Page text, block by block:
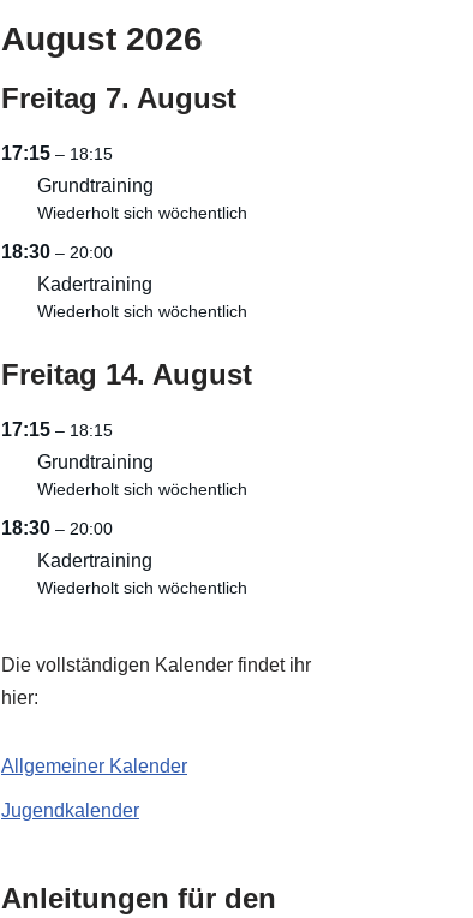
August 2026
Freitag 7. August
17:15 – 18:15
Grundtraining
Wiederholt sich wöchentlich
18:30 – 20:00
Kadertraining
Wiederholt sich wöchentlich
Freitag 14. August
17:15 – 18:15
Grundtraining
Wiederholt sich wöchentlich
18:30 – 20:00
Kadertraining
Wiederholt sich wöchentlich
Die vollständigen Kalender findet ihr
hier:
Allgemeiner Kalender
Jugendkalender
Anleitungen für den